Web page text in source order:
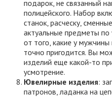
подарок, не связанный
полицейского. Набор
станок, расческу,
актуальные предметы
от того, какие у
точно пригодится. Вы
изделий еще какой-то
усмотрение.
Ювелирные изделия:
патронов, ладанка на